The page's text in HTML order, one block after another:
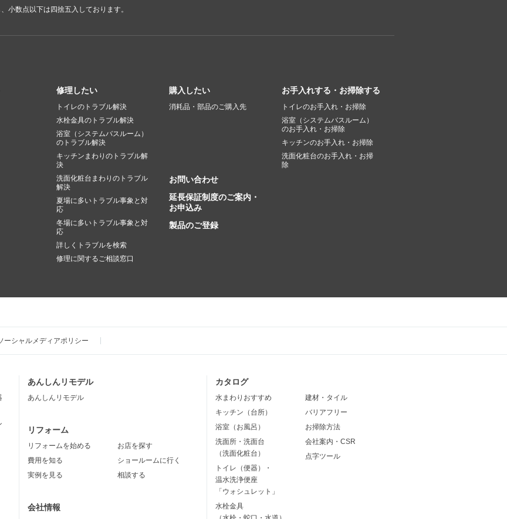
小数点以下は四捨五入しております。
修理したい
トイレのトラブル解決
水栓金具のトラブル解決
浴室（システムバスルーム）
のトラブル解決
キッチンまわりのトラブル解
決
洗面化粧台まわりのトラブル
解決
夏場に多いトラブル事象と対
応
冬場に多いトラブル事象と対
応
詳しくトラブルを検索
修理に関するご相談窓口
購入したい
消耗品・部品のご購入先
お手入れする・お掃除する
トイレのお手入れ・お掃除
浴室（システムバスルーム）
のお手入れ・お掃除
キッチンのお手入れ・お掃除
洗面化粧台のお手入れ・お掃
除
お問い合わせ
延長保証制度のご案内・
お申込み
製品のご登録
ーシャルメディアポリシー
あんしんリモデル
あんしんリモデル
リフォーム
リフォームを始める
費用を知る
実例を見る
お店を探す
ショールームに行く
相談する
会社情報
カタログ
水まわりおすすめ
キッチン（台所）
浴室（お風呂）
洗面所・洗面台
（洗面化粧台）
トイレ（便器）・
温水洗浄便座
「ウォシュレット」
水栓金具
建材・タイル
バリアフリー
お掃除方法
会社案内・CSR
点字ツール